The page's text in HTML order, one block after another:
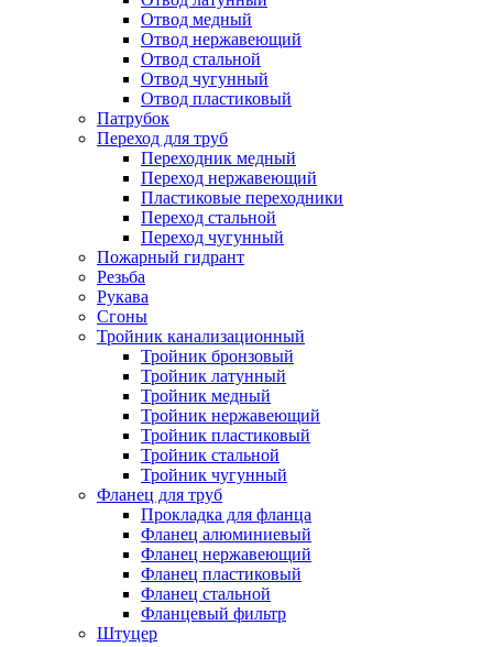
Отвод медный
Отвод нержавеющий
Отвод стальной
Отвод чугунный
Отвод пластиковый
Патрубок
Переход для труб
Переходник медный
Переход нержавеющий
Пластиковые переходники
Переход стальной
Переход чугунный
Пожарный гидрант
Резьба
Рукава
Сгоны
Тройник канализационный
Тройник бронзовый
Тройник латунный
Тройник медный
Тройник нержавеющий
Тройник пластиковый
Тройник стальной
Тройник чугунный
Фланец для труб
Прокладка для фланца
Фланец алюминиевый
Фланец нержавеющий
Фланец пластиковый
Фланец стальной
Фланцевый фильтр
Штуцер